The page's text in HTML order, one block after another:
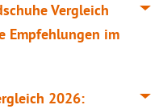
Vergleich
Empfehlungen im
2026: